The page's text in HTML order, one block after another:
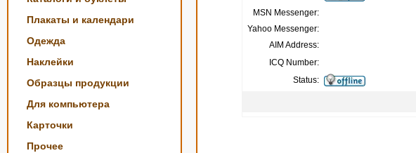
Плакаты и календари
Одежда
Наклейки
Образцы продукции
Для компьютера
Карточки
Прочее
MSN Messenger:
Yahoo Messenger:
AIM Address:
ICQ Number:
Status: